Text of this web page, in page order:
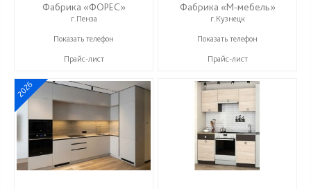
Фабрика «ФОРЕС»
г.Пенза
+7 (8412) 73-85-16
Показать телефон
Прайс-лист
Фабрика «М-мебель»
г.Кузнецк
+7 (902) 349-19-19
Показать телефон
Прайс-лист
2026